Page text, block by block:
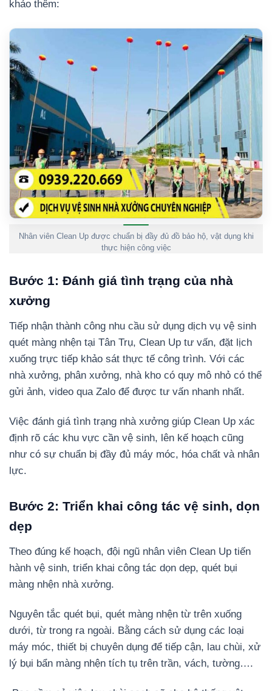
khảo thêm:
Nhân viên Clean Up được chuẩn bị đầy đủ đồ bảo hộ, vật dụng khi
thực hiện công việc
Bước 1: Đánh giá tình trạng của nhà
xưởng
Tiếp nhận thành công nhu cầu sử dụng dịch vụ vệ sinh
quét màng nhện tại Tân Trụ, Clean Up tư vấn, đặt lịch
xuống trực tiếp khảo sát thực tế công trình. Với các
nhà xưởng, phân xưởng, nhà kho có quy mô nhỏ có thể
gửi ảnh, video qua Zalo để được tư vấn nhanh nhất.
Việc đánh giá tình trạng nhà xưởng giúp Clean Up xác
định rõ các khu vực cần vệ sinh, lên kế hoạch cũng
như có sự chuẩn bị đầy đủ máy móc, hóa chất và nhân
lực.
Bước 2: Triển khai công tác vệ sinh, dọn
dẹp
Theo đúng kế hoạch, đội ngũ nhân viên Clean Up tiến
hành vệ sinh, triển khai công tác dọn dẹp, quét bụi
màng nhện nhà xưởng.
Nguyên tắc quét bụi, quét màng nhện từ trên xuống
dưới, từ trong ra ngoài. Bằng cách sử dụng các loại
máy móc, thiết bị chuyên dụng để tiếp cận, lau chùi, xử
lý bụi bẩn màng nhện tích tụ trên trần, vách, tường….